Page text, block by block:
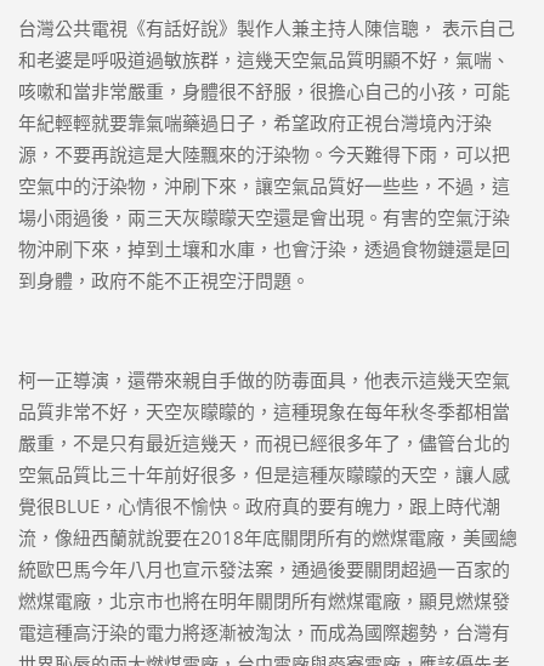
台灣公共電視《有話好說》製作人兼主持人陳信聰， 表示自己
和老婆是呼吸道過敏族群，這幾天空氣品質明顯不好，氣喘、
咳嗽和當非常嚴重，身體很不舒服，很擔心自己的小孩，可能
年紀輕輕就要靠氣喘藥過日子，希望政府正視台灣境內汙染
源，不要再說這是大陸飄來的汙染物。今天難得下雨，可以把
空氣中的汙染物，沖刷下來，讓空氣品質好一些些，不過，這
場小雨過後，兩三天灰矇矇天空還是會出現。有害的空氣汙染
物沖刷下來，掉到土壤和水庫，也會汙染，透過食物鏈還是回
到身體，政府不能不正視空汙問題。
柯一正導演，還帶來親自手做的防毒面具，他表示這幾天空氣
品質非常不好，天空灰矇矇的，這種現象在每年秋冬季都相當
嚴重，不是只有最近這幾天，而視已經很多年了，儘管台北的
空氣品質比三十年前好很多，但是這種灰矇矇的天空，讓人感
覺很BLUE，心情很不愉快。政府真的要有魄力，跟上時代潮
流，像紐西蘭就說要在2018年底關閉所有的燃煤電廠，美國總
統歐巴馬今年八月也宣示發法案，通過後要關閉超過一百家的
燃煤電廠，北京市也將在明年關閉所有燃煤電廠，顯見燃煤發
電這種高汙染的電力將逐漸被淘汰，而成為國際趨勢，台灣有